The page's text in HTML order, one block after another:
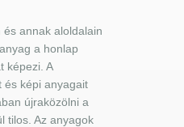
annak aloldalain
a honlap
képezi. A
és képi anyagait
újraközölni a
tilos. Az anyagok